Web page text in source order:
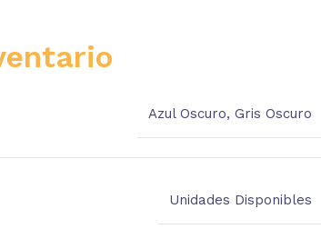
Azul Oscuro, Gris Oscuro
Unidades Disponibles